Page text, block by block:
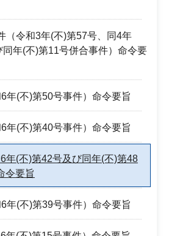
（令和3年(不)第57号、同4年
同年(不)第11号併合事件）命令要
年(不)第50号事件）命令要旨
年(不)第40号事件）命令要旨
年(不)第42号及び同年(不)第48
令要旨
年(不)第39号事件）命令要旨